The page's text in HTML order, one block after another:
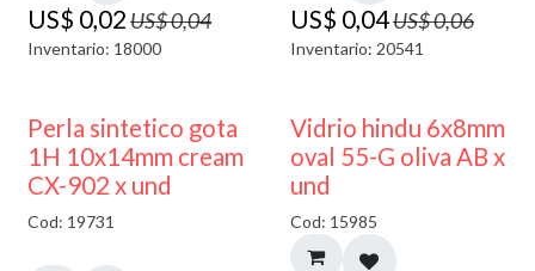
US$ 0,02US$0,04
Inventario: 18000
US$ 0,04US$0,06
Inventario: 20541
Perla sintetico gota
1H 10x14mm cream
CX-902 x und
Cod: 19731 50% DESCUENTO
Vidrio hindu 6x8mm
oval 55-G oliva AB x
und
Cod: 15985